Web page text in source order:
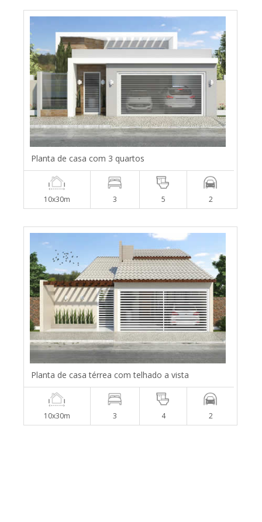
Planta de casa com 3 quartos
10x30m 3 5 2
Planta de casa térrea com telhado a vista
10x30m 3 4 2